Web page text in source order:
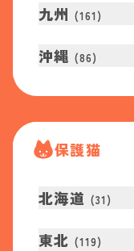
九州 (161 )
沖縄 (86)
保護猫
北海道 (31 )
東北 (119)